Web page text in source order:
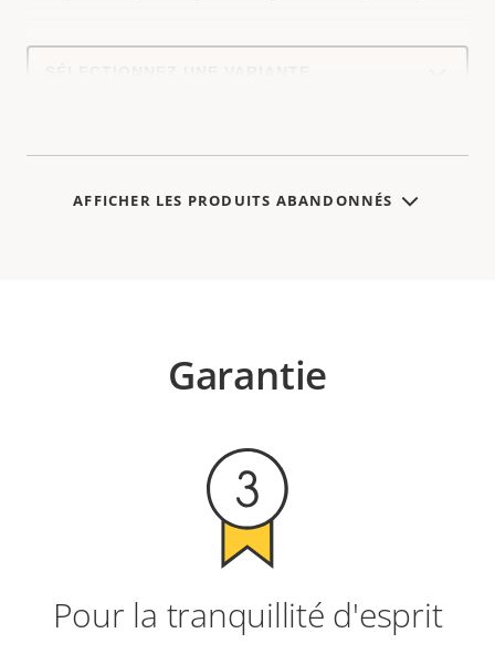
Select
AFFICHER LES PRODUITS ABANDONNÉS
Garantie
Pour la tranquillité d'esprit